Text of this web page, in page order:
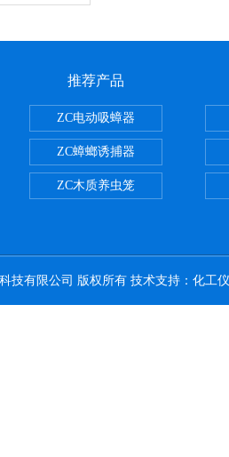
推荐产品
ZC电动吸蟑器
ZC蟑螂诱捕器
ZC木质养虫笼
技有限公司 版权所有 技术支持： 化工